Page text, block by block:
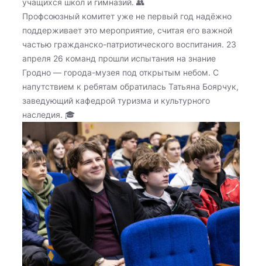
учащихся школ и гимназий. 👥
Профсоюзный комитет уже не первый год надёжно
поддерживает это мероприятие, считая его важной
частью гражданско-патриотического воспитания. 23
апреля 26 команд прошли испытания на знание
Гродно — города-музея под открытым небом. С
напутствием к ребятам обратилась Татьяна Боярчук,
заведующий кафедрой туризма и культурного
наследия. 🎓